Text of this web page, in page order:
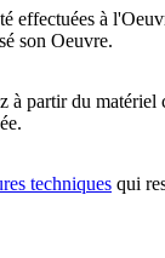
effectuées à
son Oeuvre.
partir du
techniques qui